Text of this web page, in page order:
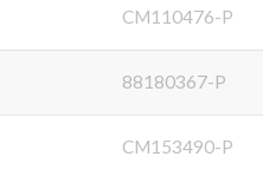
CM110476-P
88180367-P
CM153490-P